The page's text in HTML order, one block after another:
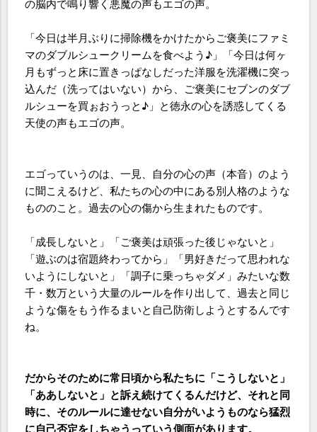
の脳内で鳴り響く悪魔の声もエゴの声。
「今日は半月ぶりに掃除機をかけたからご褒美にファミ
マのダブルシュークリームを食べよう♪」「今日は何ヶ
月もずっと床に置きっぱなしだった洋服を洗濯機に突っ
込んだ（洗ってはいない）から、ご褒美にセブンのダブ
ルシューを買ぉおうっと♪」と徳永の心を誘惑してくる
天使の声もエゴの声。
エゴっていうのは、一見、自分の心の声（本音）のよう
に聞こえるけど、私たちの心の中にある別人格のような
もののこと。過去の心の傷から生まれたものです。
「成長しないと」「ご褒美は頑張った後じゃないと」
「遊ぶのは宿題終わってから」「男好きだって思われな
いようにしないと」「調子に乗っちゃダメ」みたいな数
千・数万という大量のルールを作り出して、過去と同じ
ような傷をもう作るまいと自己防衛しようとするんです
ね。
だからそのために常日頃から私たちに「こうしないと」
「ああしないと」と訴え続けてくるんだけど、それと同
時に、そのルールに達せない自分がいようものなら猛烈
に自己否定をしちゃうっていう側面があります。